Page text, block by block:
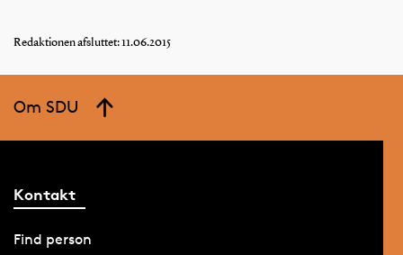
Redaktionen afsluttet: 11.06.2015
Om SDU
Kontakt
Find person